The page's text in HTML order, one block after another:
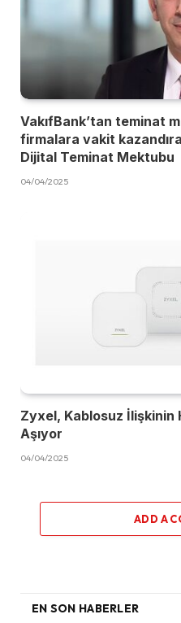
VakıfBank’tan teminat
firmalara vakit
Dijital Teminat Mektubu
04/04/2025
Zyxel, Kablosuz İlişkinin
Aşıyor
04/04/2025
ADD A
EN SON HABERLER